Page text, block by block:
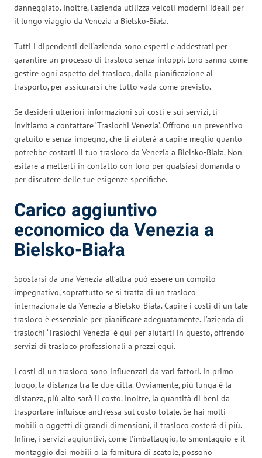
danneggiato. Inoltre, l’azienda utilizza veicoli moderni ideali per
il lungo viaggio da Venezia a Bielsko-Biała.
Tutti i dipendenti dell’azienda sono esperti e addestrati per
garantire un processo di trasloco senza intoppi. Loro sanno come
gestire ogni aspetto del trasloco, dalla pianificazione al
trasporto, per assicurarsi che tutto vada come previsto.
Se desideri ulteriori informazioni sui costi e sui servizi, ti
invitiamo a contattare ‘Traslochi Venezia’. Offrono un preventivo
gratuito e senza impegno, che ti aiuterà a capire meglio quanto
potrebbe costarti il tuo trasloco da Venezia a Bielsko-Biała. Non
esitare a metterti in contatto con loro per qualsiasi domanda o
per discutere delle tue esigenze specifiche.
Carico aggiuntivo
economico da Venezia a
Bielsko-Biała
Spostarsi da una Venezia all’altra può essere un compito
impegnativo, soprattutto se si tratta di un trasloco
internazionale da Venezia a Bielsko-Biała. Capire i costi di un tale
trasloco è essenziale per pianificare adeguatamente. L’azienda di
traslochi ‘Traslochi Venezia’ è qui per aiutarti in questo, offrendo
servizi di trasloco professionali a prezzi equi.
I costi di un trasloco sono influenzati da vari fattori. In primo
luogo, la distanza tra le due città. Ovviamente, più lunga è la
distanza, più alto sarà il costo. Inoltre, la quantità di beni da
trasportare influisce anch’essa sul costo totale. Se hai molti
mobili o oggetti di grandi dimensioni, il trasloco costerà di più.
Infine, i servizi aggiuntivi, come l’imballaggio, lo smontaggio e il
montaggio dei mobili o la fornitura di scatole, possono